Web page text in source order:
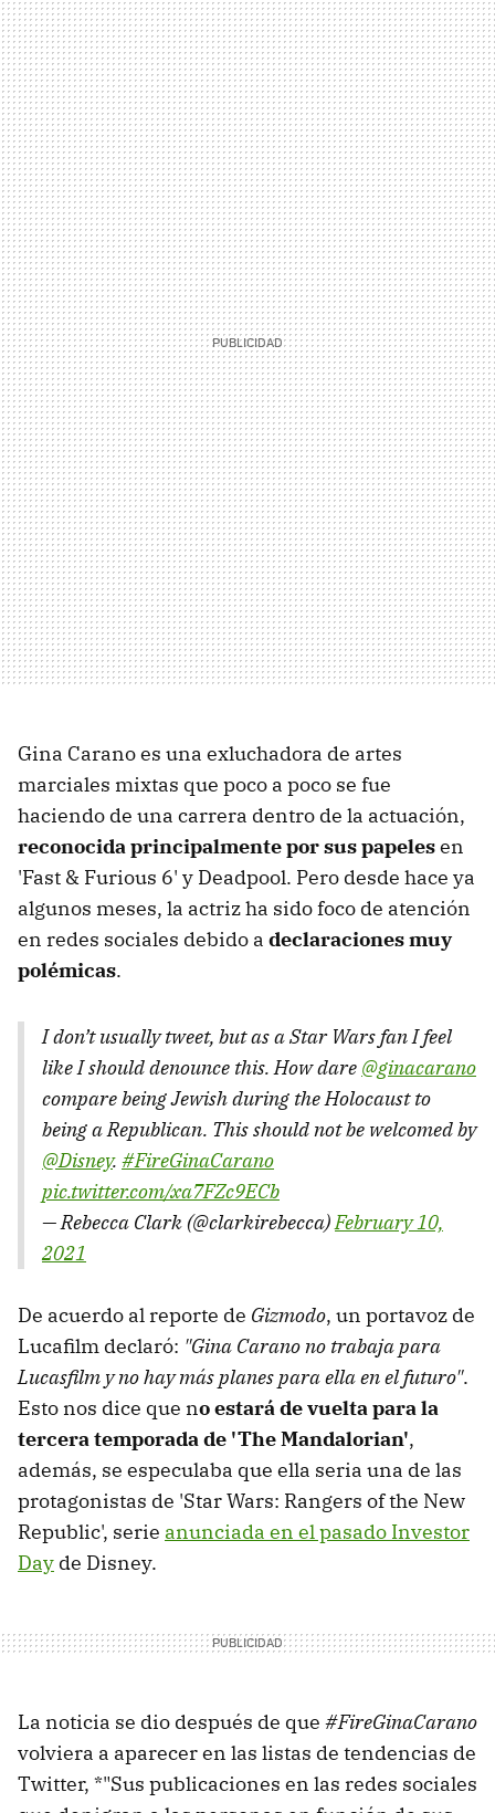
Gina Carano es una exluchadora de artes
marciales mixtas que poco a poco se fue
haciendo de una carrera dentro de la actuación,
reconocida principalmente por sus papelesen
'Fast & Furious 6' y Deadpool. Pero desde hace ya
algunos meses, la actriz ha sido foco de atención
en redes sociales debido a declaraciones muy
polémicas.
I don’t usually tweet, but as a Star Wars fan I feel
like I should denounce this. How dare @ginacarano
compare being Jewish during the Holocaust to
being a Republican. This should not be welcomed by
@Disney. #FireGinaCarano
pic.twitter.com/xa7FZc9ECb
— Rebecca Clark (@clarkirebecca)February 10,
2021
De acuerdo al reporte de Gizmodo, un portavoz de
Lucafilm declaró: "Gina Carano no trabaja para
Lucasfilm y no hay más planes para ella en el futuro".
Esto nos dice que no estará de vuelta para la
tercera temporada de 'The Mandalorian',
además, se especulaba que ella seria una de las
protagonistas de 'Star Wars: Rangers of the New
Republic', serie anunciada en el pasado Investor
Day de Disney.
La noticia se dio después de que #FireGinaCarano
volviera a aparecer en las listas de tendencias de
Twitter, *"Sus publicaciones en las redes sociales